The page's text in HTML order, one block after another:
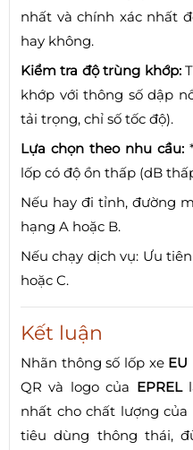
nhất và chính xác nhất
hay không.
Kiểm tra độ trùng khớp:
khớp với thông số dập
tải trọng, chỉ số tốc độ).
Lựa chọn theo nhu cầu:
lốp có độ ồn thấp (dB
Nếu hay đi tỉnh, đường
hạng A hoặc B.
Nếu chạy dịch vụ: Ưu
hoặc C.
Kết luận
Nhãn thông số lốp xe EU
QR và logo của EPREL
nhất cho chất lượng
tiêu dùng thông thái,